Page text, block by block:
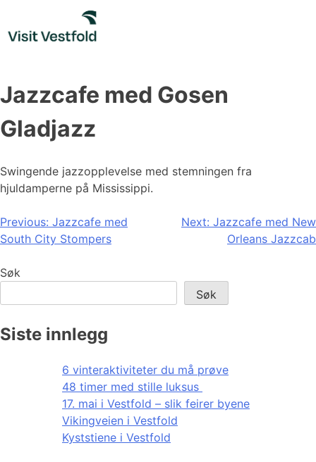
content
Jazzcafe med Gosen
Gladjazz
Swingende jazzopplevelse med stemningen fra
hjuldamperne på Mississippi.
Innleggsnavigasjon
Previous: Jazzcafe med
South City Stompers
Next: Jazzcafe med New
Orleans Jazzcab
Søk
Søk
Siste innlegg
6 vinteraktiviteter du må prøve
48 timer med stille luksus
17. mai i Vestfold – slik feirer byene
Vikingveien i Vestfold
Kyststiene i Vestfold